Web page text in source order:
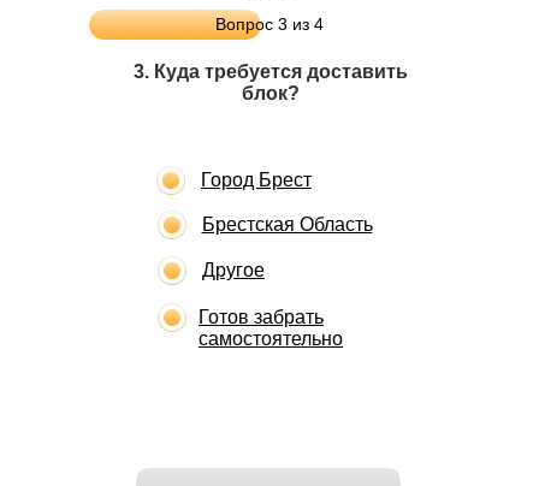
Город Брест
Брестская Область
Другое
Готов забрать
самостоятельно
3. Куда требуется доставить
блок?
Вопрос 3 из 4